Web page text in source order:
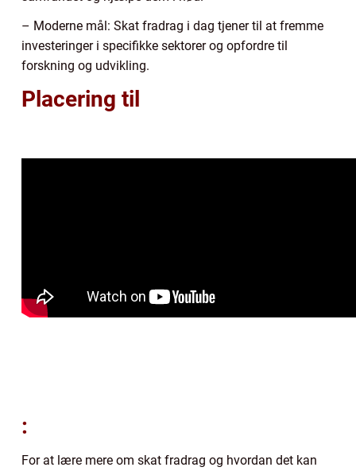
– Moderne mål: Skat fradrag i dag tjener til at fremme
investeringer i specifikke sektorer og opfordre til
forskning og udvikling.
Placering til
:
For at lære mere om skat fradrag og hvordan det kan